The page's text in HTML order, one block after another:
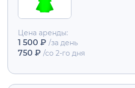
Цена аренды:
1 500 ₽ /за день
750 ₽ /со 2-го дня